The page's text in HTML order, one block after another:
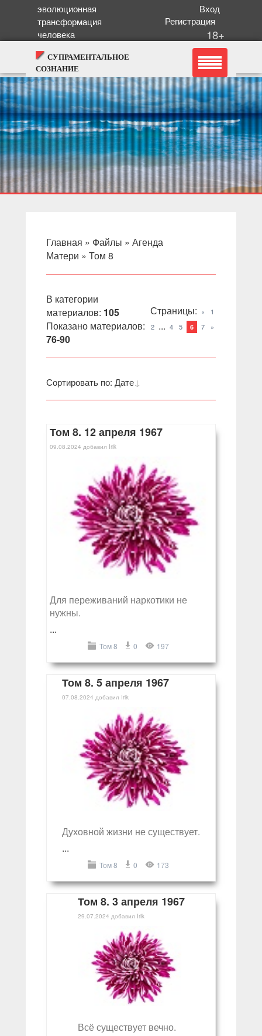
эволюционная
трансформация
человека
Вход
Регистрация
18+
СУПРАМЕНТАЛЬНОЕ
СОЗНАНИЕ
Главная » Файлы » Агенда
Матери » Том 8
В категории
материалов: 105
Показано материалов:
76-90
Страницы: «
1
2 ... 4 5 6 7 »
Сортировать по: Дате
Том 8. 12 апреля 1967
09.08.2024 добавил Irik
Для переживаний наркотики не
нужны.
...
Том 8 0 197
Том 8. 5 апреля 1967
07.08.2024 добавил Irik
Духовной жизни не существует.
...
Том 8 0 173
Том 8. 3 апреля 1967
29.07.2024 добавил Irik
Всё существует вечно.